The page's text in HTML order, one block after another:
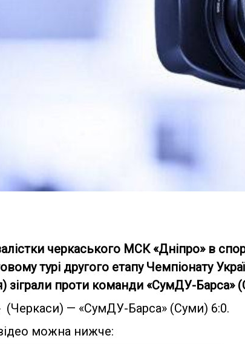
черкаського МСК «Дніпро» в
турі другого етапу Чемпіонату
зіграли проти команди «СумДУ-Барса»
— «СумДУ-Барса» (Суми) 6:0.
можна нижче: